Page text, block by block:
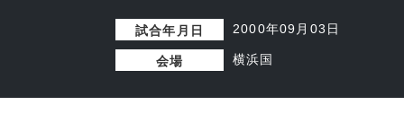
試合年月日 2000年09月03日
会場 横浜国